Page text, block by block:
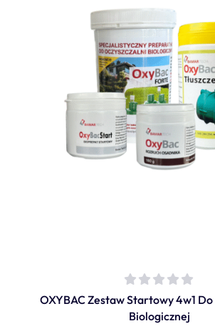
OXYBAC Zestaw Startowy 4w1
Biologicznej